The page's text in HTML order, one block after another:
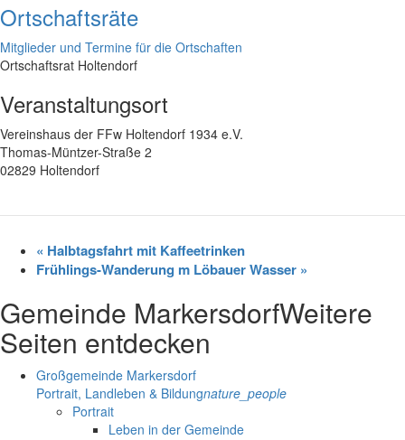
Ortschaftsräte
Mitglieder und Termine für die Ortschaften
Ortschaftsrat Holtendorf
Veranstaltungsort
Vereinshaus der FFw Holtendorf 1934 e.V.
Thomas-Müntzer-Straße 2
02829 Holtendorf
« Halbtagsfahrt mit Kaffeetrinken
Frühlings-Wanderung m Löbauer Wasser »
Gemeinde MarkersdorfWeitere
Seiten entdecken
Großgemeinde Markersdorf
Portrait, Landleben & Bildungnature_people
Portrait
Leben in der Gemeinde